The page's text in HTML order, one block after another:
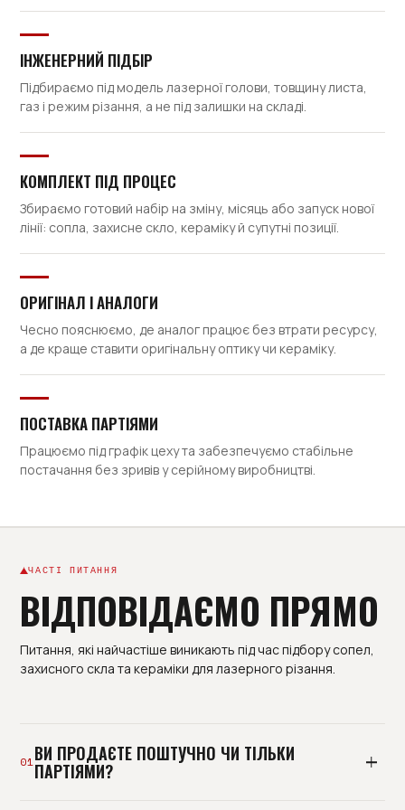
ІНЖЕНЕРНИЙ ПІДБІР
Підбираємо під модель лазерної голови, товщину листа,
газ і режим різання, а не під залишки на складі.
КОМПЛЕКТ ПІД ПРОЦЕС
Збираємо готовий набір на зміну, місяць або запуск нової
лінії: сопла, захисне скло, кераміку й супутні позиції.
ОРИГІНАЛ І АНАЛОГИ
Чесно пояснюємо, де аналог працює без втрати ресурсу,
а де краще ставити оригінальну оптику чи кераміку.
ПОСТАВКА ПАРТІЯМИ
Працюємо під графік цеху та забезпечуємо стабільне
постачання без зривів у серійному виробництві.
ЧАСТІ ПИТАННЯ
ВІДПОВІДАЄМО ПРЯМО
Питання, які найчастіше виникають під час підбору сопел,
захисного скла та кераміки для лазерного різання.
01ВИ ПРОДАЄТЕ ПОШТУЧНО ЧИ ТІЛЬКИ
ПАРТІЯМИ?